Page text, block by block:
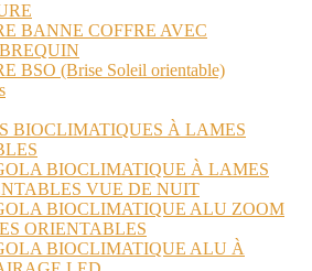
BANNE COFFRE AVEC
BSO (Brise Soleil orientable)
BIOCLIMATIQUES À LAMES
BIOCLIMATIQUE À LAMES
VUE DE NUIT
BIOCLIMATIQUE ALU ZOOM
ORIENTABLES
BIOCLIMATIQUE ALU À